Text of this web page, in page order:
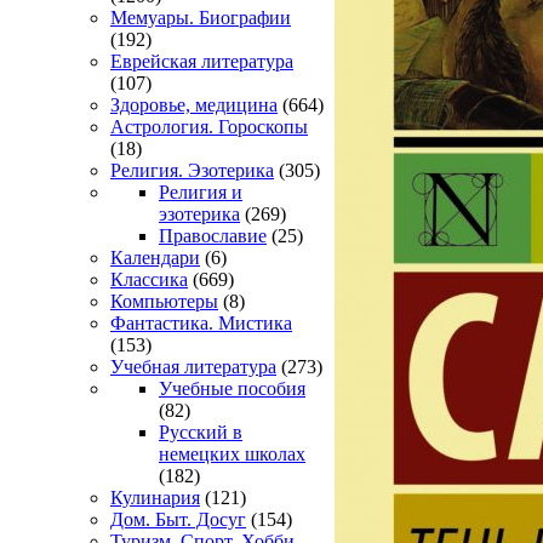
Мемуары. Биографии
(192)
Еврейская литература
(107)
Здоровье, медицина (664)
Астрология. Гороскопы
(18)
Религия. Эзотерика (305)
Религия и
эзотерика (269)
Православие (25)
Календари (6)
Классика (669)
Компьютеры (8)
Фантастика. Мистика
(153)
Учебная литература (273)
Учебные пособия
(82)
Русский в
немецких школах
(182)
Кулинария (121)
Дом. Быт. Досуг (154)